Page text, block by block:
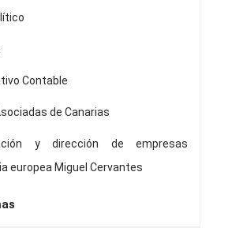
Contable
de Canarias
y dirección de empresas
europea Miguel Cervantes